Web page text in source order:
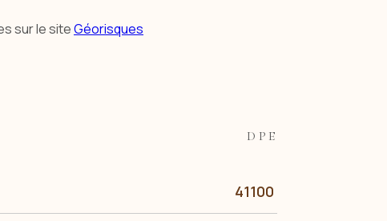
sur le siteGéorisques
DPE
41100